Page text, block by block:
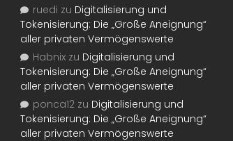
ruedi zu Digitalisierung und
Tokenisierung: Die „Große Aneignung“
aller privaten Vermögenswerte
Habnix zu Digitalisierung und
Tokenisierung: Die „Große Aneignung“
aller privaten Vermögenswerte
ponca12 zu Digitalisierung und
Tokenisierung: Die „Große Aneignung“
aller privaten Vermögenswerte